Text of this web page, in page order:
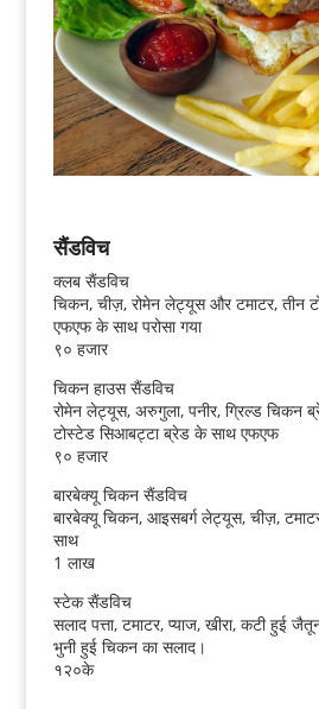
सैंडविच
क्लब सैंडविच
चिकन, चीज़, रोमेन लेट्यूस और टमाटर, तीन
एफएफ के साथ परोसा गया
९० हजार
चिकन हाउस सैंडविच
रोमेन लेट्यूस, अरुगुला, पनीर, ग्रिल्ड चिकन
टोस्टेड सिआबट्टा ब्रेड के साथ एफएफ
९० हजार
बारबेक्यू चिकन सैंडविच
बारबेक्यू चिकन, आइसबर्ग लेट्यूस, चीज़,
साथ
1 लाख
स्टेक सैंडविच
सलाद पत्ता, टमाटर, प्याज, खीरा, कटी हुई
भुनी हुई चिकन का सलाद।
१२०के